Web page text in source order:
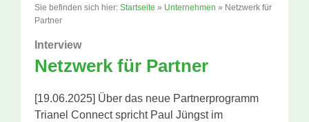
Sie befinden sich hier: Startseite » Unternehmen » Netzwerk für
Partner
Interview
Netzwerk für Partner
[19.06.2025] Über das neue Partnerprogramm
Trianel Connect spricht Paul Jüngst im